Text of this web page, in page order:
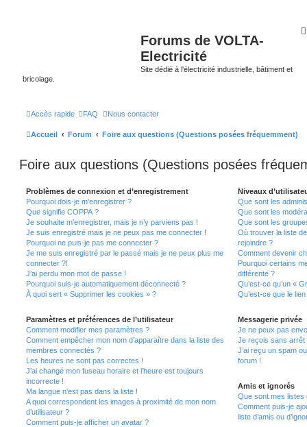
Forums de VOLTA-
Electricité
Site dédié à l'électricité industrielle, bâtiment et
bricolage.
Accès rapide FAQ Nous contacter
Accueil Forum Foire aux questions (Questions posées fréquemment)
Foire aux questions (Questions posées
Problèmes de connexion et d’enregistrement
Pourquoi dois-je m’enregistrer ?
Que signifie COPPA ?
Je souhaite m’enregistrer, mais je n’y parviens pas !
Je suis enregistré mais je ne peux pas me connecter !
Pourquoi ne puis-je pas me connecter ?
Je me suis enregistré par le passé mais je ne peux plus me
connecter ?!
J’ai perdu mon mot de passe !
Pourquoi suis-je automatiquement déconnecté ?
À quoi sert « Supprimer les cookies » ?
Paramètres et préférences de l’utilisateur
Comment modifier mes paramètres ?
Comment empêcher mon nom d’apparaître dans la liste des
membres connectés ?
Les heures ne sont pas correctes !
J’ai changé mon fuseau horaire et l’heure est toujours
incorrecte !
Ma langue n’est pas dans la liste !
A quoi correspondent les images à proximité de mon nom
d’utilisateur ?
Comment puis-je afficher un avatar ?
Niveaux
Que sont les
Que sont les
Que sont les
Où trouver la liste
rejoindre ?
Comment devenir
Pourquoi certains
différente ?
Qu’est-ce qu’un «
Qu’est-ce que le
Messagerie privée
Je ne peux pas
Je reçois sans arrêt
J’ai reçu un spam
forum !
Amis et ignorés
Que sont mes listes
Comment puis-je
liste d’amis ou